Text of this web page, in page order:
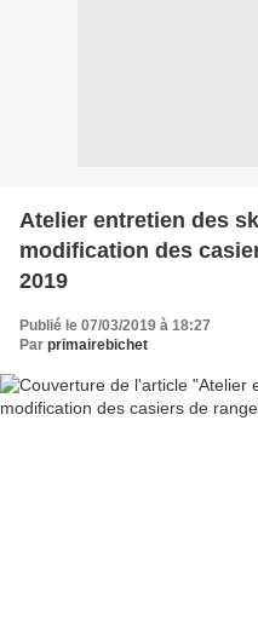
Atelier entretien des
modification des
2019
Publié le 07/03/2019 à 18:27
Par primairebichet